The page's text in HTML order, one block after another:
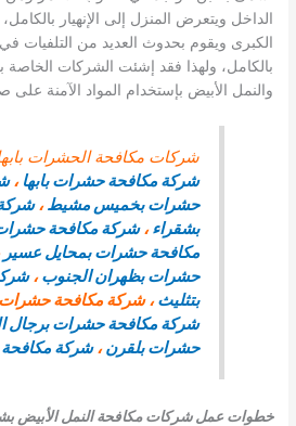
الداخل ويتعرض المنزل إلى الإنهيار
الكبرى ويقوم بحدوث العديد من التلفيات
بالكامل، ولهذا فقد إشئت الشركات
والنمل الأبيض بإستخدام المواد الآمنة على
شركات مكافحة الحشرات
شركة مكافحة حشرات بابها ،
حشرات بخميس مشيط،
بشقراء،شركة مكافحة
مكافحة حشرات بمحايل عسير
حشرات بظهران الجنوب،
بتثليث، شركة مكافحة حشرات
شركة مكافحة حشرات برجال
حشرات بلقرن،شركة
خطوات عمل شركات مكافحة النمل الأبيض